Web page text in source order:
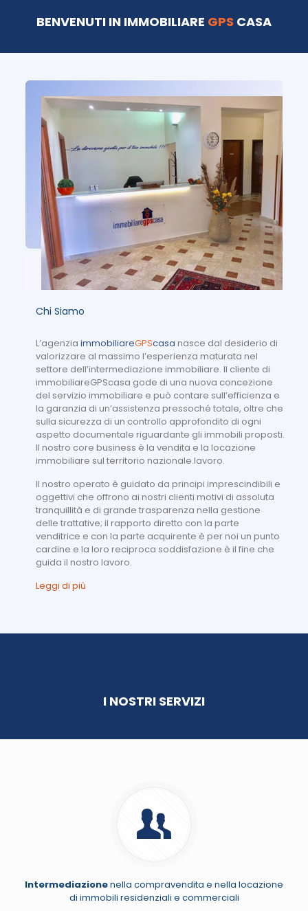
BENVENUTI IN IMMOBILIARE GPS CASA
Chi Siamo
L’agenziaimmobiliareGPScasa nasce dal desiderio di
valorizzare al massimo l’esperienza maturata nel
settore dell’intermediazione immobiliare. Il cliente di
immobiliareGPScasa gode di una nuova concezione
del servizio immobiliare e può contare sull’efficienza e
la garanzia di un’assistenza pressoché totale, oltre che
sulla sicurezza di un controllo approfondito di ogni
aspetto documentale riguardante gli immobili proposti.
Il nostro core business è la vendita e la locazione
immobiliare sul territorio nazionale.lavoro.
Il nostro operato è guidato da principi imprescindibili e
oggettivi che offrono ai nostri clienti motivi di assoluta
tranquillità e di grande trasparenza nella gestione
delle trattative; il rapporto diretto con la parte
venditrice e con la parte acquirente è per noi un punto
cardine e la loro reciproca soddisfazione è il fine che
guida il nostro lavoro.
Leggi di più
I NOSTRI SERVIZI
Intermediazionenella compravendita e nella locazione
di immobili residenziali e commerciali